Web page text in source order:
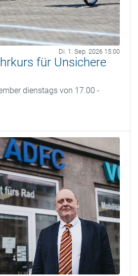
Di. 1. Sep. 2026 15:00
für Unsichere
dienstags von 17.00 -